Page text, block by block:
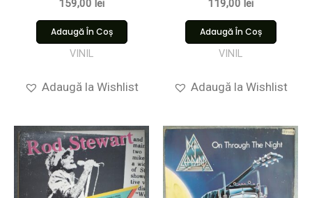
159,00 lei
Adaugă În Coș
VINIL
Adaugă la Wishlist
119,00 lei
Adaugă În Coș
VINIL
Adaugă la Wishlist